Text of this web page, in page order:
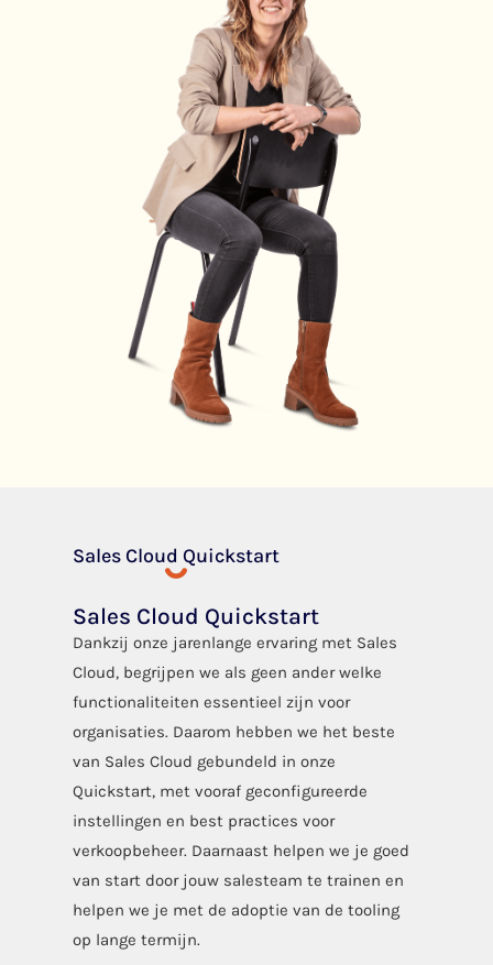
Sales Cloud Quickstart
Sales Cloud Quickstart
Dankzij onze jarenlange ervaring met Sales
Cloud, begrijpen we als geen ander welke
functionaliteiten essentieel zijn voor
organisaties. Daarom hebben we het beste
van Sales Cloud gebundeld in onze
Quickstart, met vooraf geconfigureerde
instellingen en best practices voor
verkoopbeheer. Daarnaast helpen we je goed
van start door jouw salesteam te trainen en
helpen we je met de adoptie van de tooling
op lange termijn.